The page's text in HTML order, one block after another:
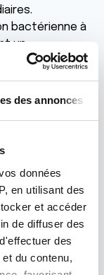
des annonces
données
en utilisant des
et accéder
de diffuser des
des
du contenu,
bactérienne à
un
des
[Conduite à
dont j’attends
risque de